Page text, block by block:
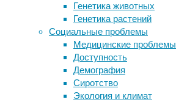
Генетика животных
Генетика растений
Социальные проблемы
Медицинские проблемы
Доступность
Демография
Сиротство
Экология и климат
помощью
управляемых
огненных
смерчей.
Они
выяснили,
что
искусственно